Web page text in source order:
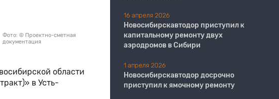
Фото: © Проектно-сметная
документация
области
в Усть-
16 апреля 2026
Новосибирскавтодор приступил к
капитальному ремонту двух
аэродромов в Сибири
1 апреля 2026
Новосибирскавтодор досрочно
приступил к ямочному ремонту